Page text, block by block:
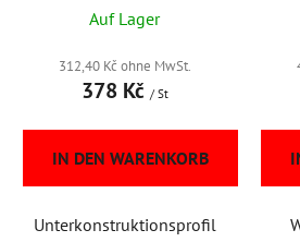
Auf Lager
312,40 Kč ohne MwSt.
378 Kč / St
IN DEN WARENKORB
Unterkonstruktionsprofil